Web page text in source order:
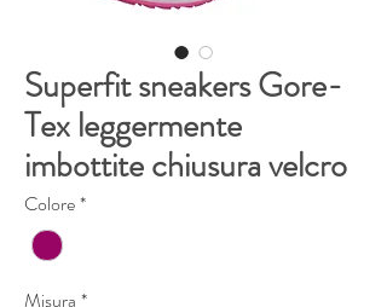
Superfit sneakers Gore-
Tex leggermente
imbottite chiusura velcro
Colore*
Misura *